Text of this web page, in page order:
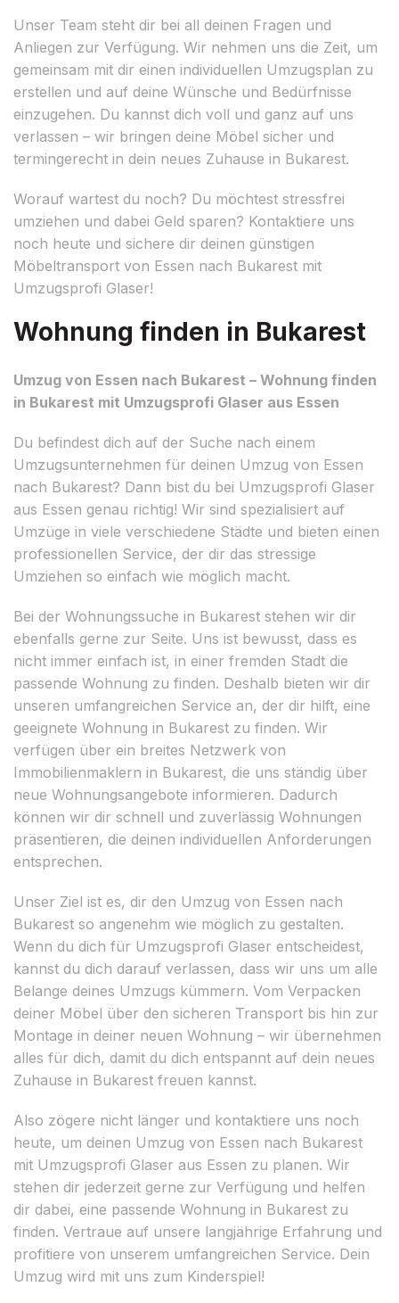
Unser Team steht dir bei all deinen Fragen und
Anliegen zur Verfügung. Wir nehmen uns die Zeit, um
gemeinsam mit dir einen individuellen Umzugsplan zu
erstellen und auf deine Wünsche und Bedürfnisse
einzugehen. Du kannst dich voll und ganz auf uns
verlassen – wir bringen deine Möbel sicher und
termingerecht in dein neues Zuhause in Bukarest.
Worauf wartest du noch? Du möchtest stressfrei
umziehen und dabei Geld sparen? Kontaktiere uns
noch heute und sichere dir deinen günstigen
Möbeltransport von Essen nach Bukarest mit
Umzugsprofi Glaser!
Wohnung finden in Bukarest
Umzug von Essen nach Bukarest – Wohnung finden
in Bukarest mit Umzugsprofi Glaser aus Essen
Du befindest dich auf der Suche nach einem
Umzugsunternehmen für deinen Umzug von Essen
nach Bukarest? Dann bist du bei Umzugsprofi Glaser
aus Essen genau richtig! Wir sind spezialisiert auf
Umzüge in viele verschiedene Städte und bieten einen
professionellen Service, der dir das stressige
Umziehen so einfach wie möglich macht.
Bei der Wohnungssuche in Bukarest stehen wir dir
ebenfalls gerne zur Seite. Uns ist bewusst, dass es
nicht immer einfach ist, in einer fremden Stadt die
passende Wohnung zu finden. Deshalb bieten wir dir
unseren umfangreichen Service an, der dir hilft, eine
geeignete Wohnung in Bukarest zu finden. Wir
verfügen über ein breites Netzwerk von
Immobilienmaklern in Bukarest, die uns ständig über
neue Wohnungsangebote informieren. Dadurch
können wir dir schnell und zuverlässig Wohnungen
präsentieren, die deinen individuellen Anforderungen
entsprechen.
Unser Ziel ist es, dir den Umzug von Essen nach
Bukarest so angenehm wie möglich zu gestalten.
Wenn du dich für Umzugsprofi Glaser entscheidest,
kannst du dich darauf verlassen, dass wir uns um alle
Belange deines Umzugs kümmern. Vom Verpacken
deiner Möbel über den sicheren Transport bis hin zur
Montage in deiner neuen Wohnung – wir übernehmen
alles für dich, damit du dich entspannt auf dein neues
Zuhause in Bukarest freuen kannst.
Also zögere nicht länger und kontaktiere uns noch
heute, um deinen Umzug von Essen nach Bukarest
mit Umzugsprofi Glaser aus Essen zu planen. Wir
stehen dir jederzeit gerne zur Verfügung und helfen
dir dabei, eine passende Wohnung in Bukarest zu
finden. Vertraue auf unsere langjährige Erfahrung und
profitiere von unserem umfangreichen Service. Dein
Umzug wird mit uns zum Kinderspiel!